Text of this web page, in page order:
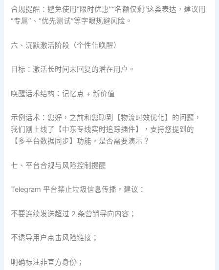
合规提醒：避免使用“限时优惠”“名额仅剩”这类表达，建议用
“专属”、“优先测试”等字眼规避风险。
六、沉默激活阶段（个性化唤醒）
目标：激活长时间未回复的潜在用户。
唤醒话术结构：记忆点 + 新价值
示例话术：您好，之前和您聊到【物流时效优化】的问题，
我们刚上线了【中东专线实时追踪插件】，支持您提到的
【多平台数据同步】功能，是否需要演示？
七、平台合规与风险控制提醒
Telegram 平台禁止垃圾信息传播，建议：
不要连续发送超过 2 条营销导向内容；
不诱导用户点击风险链接；
明确标注非官方身份；